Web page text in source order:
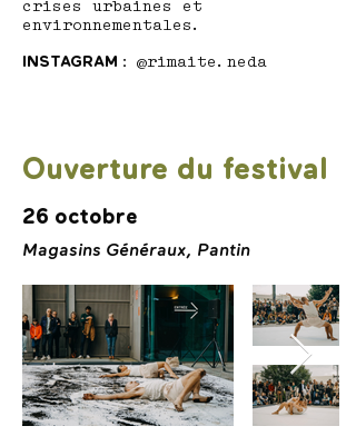
crises urbaines et
environnementales.
INSTAGRAM : @rimaite.neda
Ouverture du festival
26 octobre
Magasins Généraux, Pantin